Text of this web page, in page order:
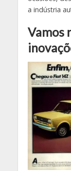
a indústria
Vamos